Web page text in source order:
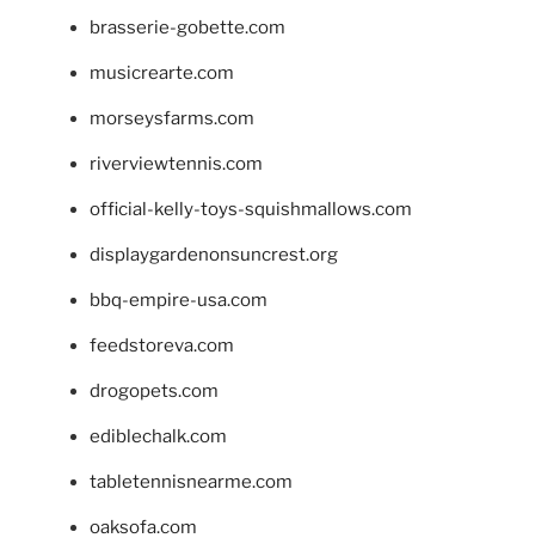
brasserie-gobette.com
musicrearte.com
morseysfarms.com
riverviewtennis.com
official-kelly-toys-squishmallows.com
displaygardenonsuncrest.org
bbq-empire-usa.com
feedstoreva.com
drogopets.com
ediblechalk.com
tabletennisnearme.com
oaksofa.com